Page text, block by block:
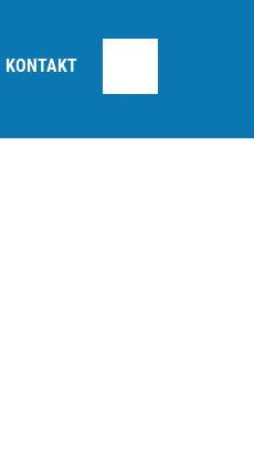
KONTAKT